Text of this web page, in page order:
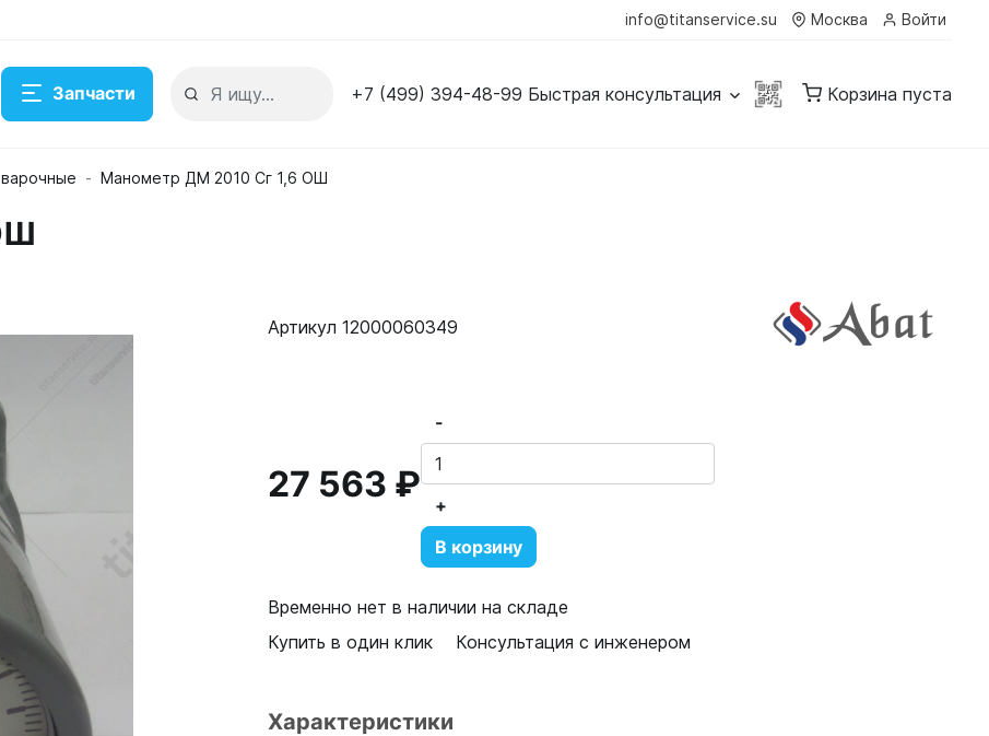
info@titanservice.su Москва Войти
Запчасти +7 (499) 394-48-99 Быстрая консультация Корзина пуста
Манометр ДМ 2010 Сг 1,6 ОШ
Артикул 12000060349
27 563 ₽
-
+
В корзину
Временно нет в наличии на складе
Купить в один клик
Консультация с инженером
Характеристики